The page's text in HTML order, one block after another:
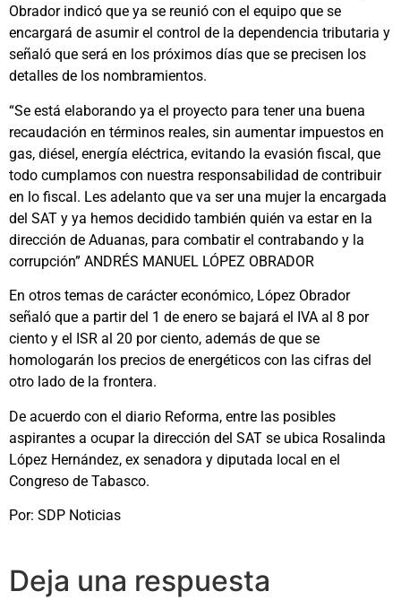
Obrador indicó que ya se reunió con el equipo que se
encargará de asumir el control de la dependencia tributaria y
señaló que será en los próximos días que se precisen los
detalles de los nombramientos.
“Se está elaborando ya el proyecto para tener una buena
recaudación en términos reales, sin aumentar impuestos en
gas, diésel, energía eléctrica, evitando la evasión fiscal, que
todo cumplamos con nuestra responsabilidad de contribuir
en lo fiscal. Les adelanto que va ser una mujer la encargada
del SAT y ya hemos decidido también quién va estar en la
dirección de Aduanas, para combatir el contrabando y la
corrupción” ANDRÉS MANUEL LÓPEZ OBRADOR
En otros temas de carácter económico, López Obrador
señaló que a partir del 1 de enero se bajará el IVA al 8 por
ciento y el ISR al 20 por ciento, además de que se
homologarán los precios de energéticos con las cifras del
otro lado de la frontera.
De acuerdo con el diario Reforma, entre las posibles
aspirantes a ocupar la dirección del SAT se ubica Rosalinda
López Hernández, ex senadora y diputada local en el
Congreso de Tabasco.
Por: SDP Noticias
Deja una respuesta